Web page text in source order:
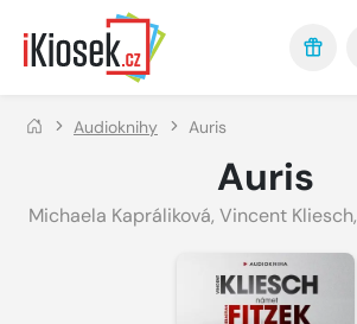
Přejít na hlavní obsah
Audioknihy Auris
Auris
Michaela Kapráliková, Vincent Kliesch,